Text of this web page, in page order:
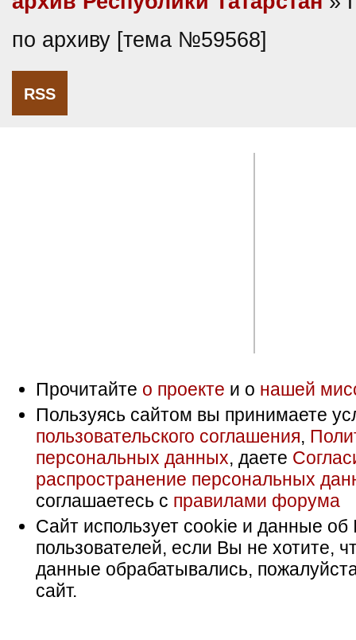
по архиву [тема №59568]
RSS
Прочитайте о проекте и о нашей
Пользуясь сайтом вы принимаете
пользовательского соглашения,
персональных данных, даете
распространение персональных
соглашаетесь с правилами форума
Сайт использует cookie и данные об
пользователей, если Вы не хотите,
данные обрабатывались,
сайт.